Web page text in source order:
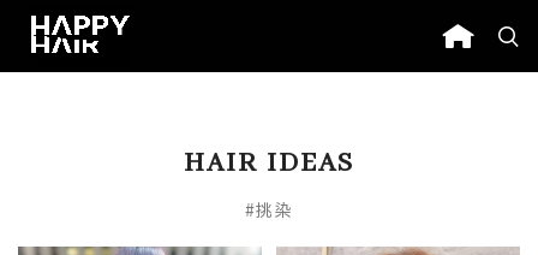
HAIR IDEAS
#挑染